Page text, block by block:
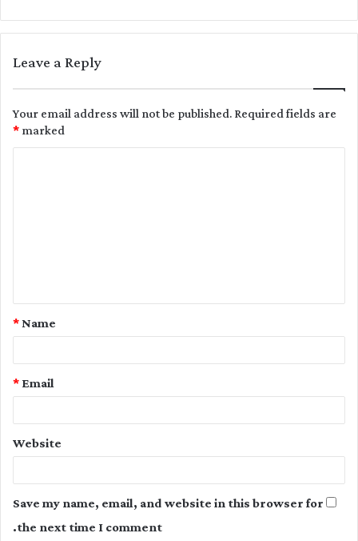
Leave a Reply
Your email address will not be published.Required fields are
marked
*
t
Name
*
Email
*
Website
Save my name, email, and website in this browser for
the next time I comment.